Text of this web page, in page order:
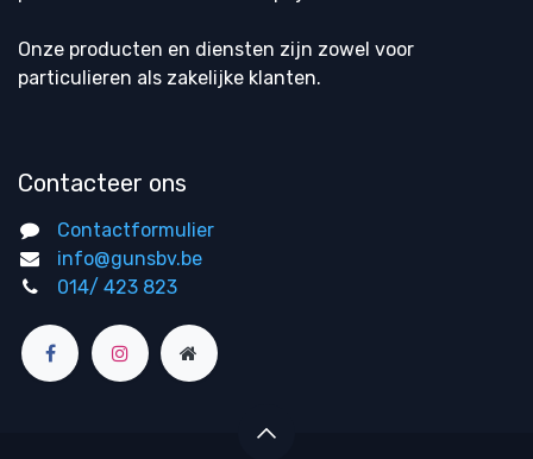
Onze producten en diensten zijn zowel voor
particulieren als zakelijke klanten.
Contacteer ons
Contactformulier
info@gunsbv.be
014/ 423 823